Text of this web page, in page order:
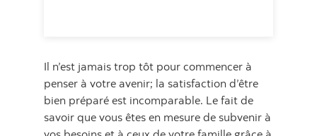
Il n’est jamais trop tôt pour commencer à
penser à votre avenir; la satisfaction d’être
bien préparé est incomparable. Le fait de
savoir que vous êtes en mesure de subvenir à